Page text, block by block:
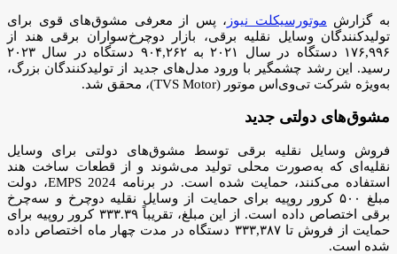
به گزارش موتورسیکلت نیوز ، پس از معرفی مشوق‌های قوی برای
تولیدکنندگان وسایل نقلیه برقی، بازار دوچرخ‌سواران برقی هند از
۱۷۶,۹۹۶ دستگاه در سال ۲۰۲۱ به ۹۰۴,۲۶۲ دستگاه در سال ۲۰۲۳
رسید. این رشد چشمگیر با ورود مدل‌های جدید از تولیدکنندگان بزرگ،
به‌ویژه شرکت تی‌وی‌اس موتور (TVS Motor)، محقق شد.
مشوق‌های دولتی جدید
فروش وسایل نقلیه برقی توسط مشوق‌های دولتی برای وسایل
نقلیه‌ای که به‌صورت محلی تولید می‌شوند و از قطعات ساخت هند
استفاده می‌کنند، حمایت شده است. در برنامه EMPS 2024، دولت
مبلغ ۵۰۰ کرور روپیه برای حمایت از وسایل نقلیه دوچرخ و سه‌چرخ
برقی اختصاص داده است. از این مبلغ، تقریباً ۳۳۳.۳۹ کرور روپیه برای
حمایت از فروش تا ۳۳۳,۳۸۷ دستگاه در مدت چهار ماه اختصاص داده
شده است.